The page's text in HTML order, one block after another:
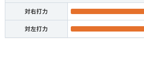
対右打力
対左打力